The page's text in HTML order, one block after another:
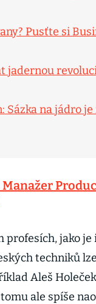
Pusťte si
jadernou
Sázka na jádro
profesích, jako
techniků
Aleš
ale spíše